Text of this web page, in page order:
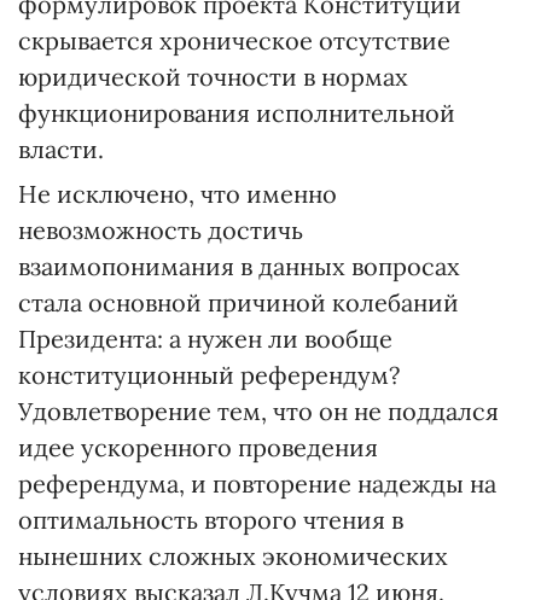
скрывается хроническое отсутствие
юридической точности в нормах
функционирования исполнительной
власти.
Не исключено, что именно
невозможность достичь
взаимопонимания в данных вопросах
стала основной причиной колебаний
Президента: а нужен ли вообще
конституционный референдум?
Удовлетворение тем, что он не поддался
идее ускоренного проведения
референдума, и повторение надежды на
оптимальность второго чтения в
нынешних сложных экономических
условиях высказал Л.Кучма 12 июня.